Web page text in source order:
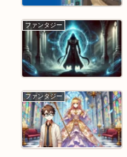
ファンタジー
ファンタジー